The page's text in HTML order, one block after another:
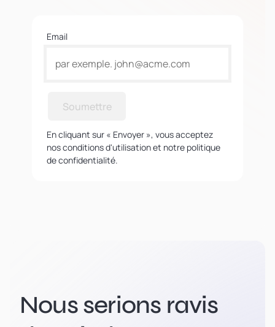
Email
Soumettre
En cliquant sur « Envoyer », vous acceptez
nos conditions d'utilisation et notre politique
de confidentialité.
Nous serions ravis